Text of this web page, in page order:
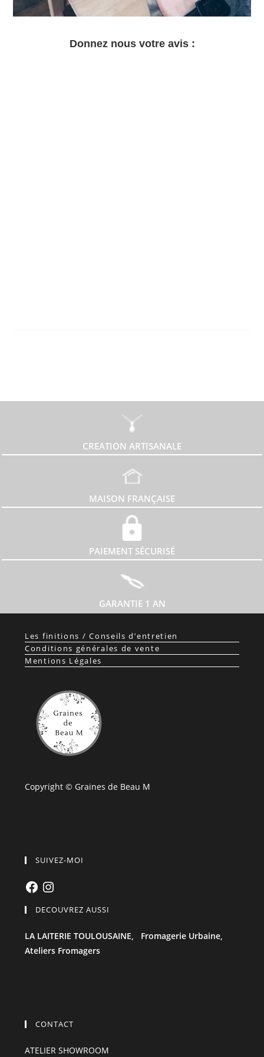
Donnez nous votre avis :
CREATION ARTISANALE
MAISON FRANÇAISE
PAIEMENT SÉCURISÉ
GARANTIE 1 AN
Les finitions / Conseils d’entretien
Conditions générales de vente
Mentions Légales
Copyright © Graines de Beau M
SUIVEZ-MOI
FacebookInstagram
DECOUVREZ AUSSI
LA LAITERIE TOULOUSAINE, Fromagerie Urbaine,
Ateliers Fromagers
CONTACT
ATELIER SHOWROOM